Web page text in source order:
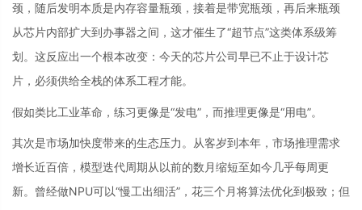
颈，随后发明本质是内存容量瓶颈，接着是带宽瓶颈，再后来瓶颈
从芯片内部扩大到办事器之间，这才催生了“超节点”这类体系级筹
划。这反应出一个根本改变：今天的芯片公司早已不止于设计芯
片，必须供给全栈的体系工程才能。
假如类比工业革命，练习更像是“发电”，而推理更像是“用电”。
其次是市场加快度带来的生态压力。从客岁到本年，市场推理需求
增长近百倍，模型迭代周期从以前的数月缩短至如今几乎每周更
新。曾经做NPU可以“慢工出细活”，花三个月将算法优化到极致；但